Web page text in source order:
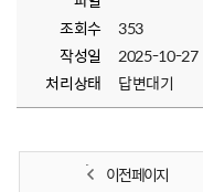
조회수
353
작성일
2025-10-27
처리상태
답변대기
이전 페이지